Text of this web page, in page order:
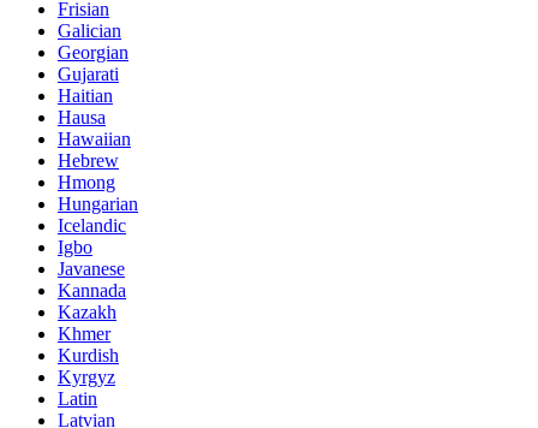
Frisian
Galician
Georgian
Gujarati
Haitian
Hausa
Hawaiian
Hebrew
Hmong
Hungarian
Icelandic
Igbo
Javanese
Kannada
Kazakh
Khmer
Kurdish
Kyrgyz
Latin
Latvian